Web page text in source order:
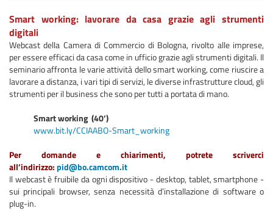
Smart working: lavorare da casa grazie agli strumenti
digitali
Webcast della Camera di Commercio di Bologna, rivolto alle imprese,
per essere efficaci da casa come in ufficio grazie agli strumenti digitali. Il
seminario affronta le varie attività dello smart working, come riuscire a
lavorare a distanza, i vari tipi di servizi, le diverse infrastrutture cloud, gli
strumenti per il business che sono per tutti a portata di mano.
Smart working (40’)
www.bit.ly/CCIAABO-Smart_working
Per domande e chiarimenti, potrete scriverci
all’indirizzo:pid@bo.camcom.it
Il webcast è fruibile da ogni dispositivo - desktop, tablet, smartphone -
sui principali browser, senza necessità d’installazione di software o
plug-in.